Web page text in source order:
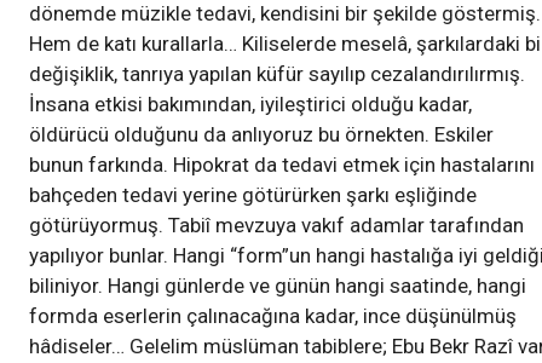
dönemde müzikle tedavi, kendisini bir şekilde göstermiş.
Hem de katı kurallarla… Kiliselerde meselâ, şarkılardaki
değişiklik, tanrıya yapılan küfür sayılıp cezalandırılırmış.
İnsana etkisi bakımından, iyileştirici olduğu kadar,
öldürücü olduğunu da anlıyoruz bu örnekten. Eskiler
bunun farkında. Hipokrat da tedavi etmek için hastalarını
bahçeden tedavi yerine götürürken şarkı eşliğinde
götürüyormuş. Tabiî mevzuya vakıf adamlar tarafından
yapılıyor bunlar. Hangi “form”un hangi hastalığa iyi
biliniyor. Hangi günlerde ve günün hangi saatinde, hangi
formda eserlerin çalınacağına kadar, ince düşünülmüş
hâdiseler… Gelelim müslüman tabiblere; Ebu Bekr Razî